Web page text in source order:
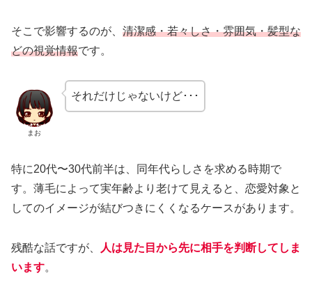
そこで影響するのが、 清潔感・若々しさ・雰囲気・髪型な
どの視覚情報です。
まお
それだけじゃないけど･･･
特に20代〜30代前半は、同年代らしさを求める時期で
す。薄毛によって実年齢より老けて見えると、恋愛対象と
してのイメージが結びつきにくくなるケースがあります。
残酷な話ですが、
人は見た目から先に相手を判断してしま
います。